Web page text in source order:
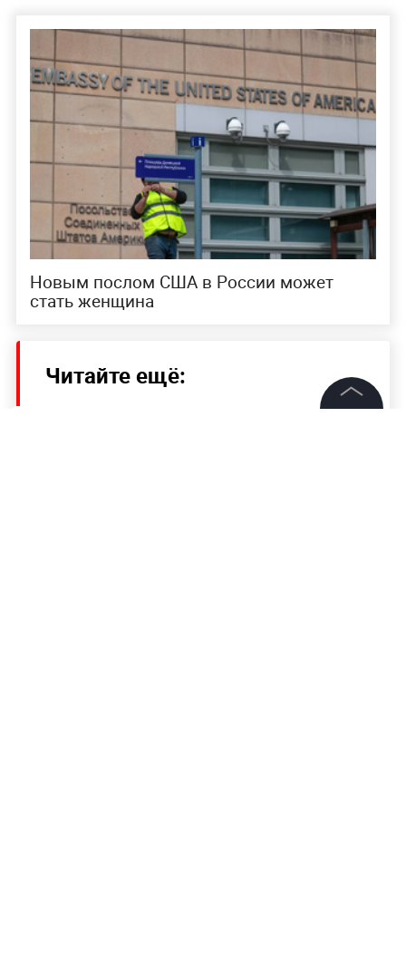
Новым послом США в России может
стать женщина
Читайте ещё:
Nvidia презентовала видеокарты GeForce